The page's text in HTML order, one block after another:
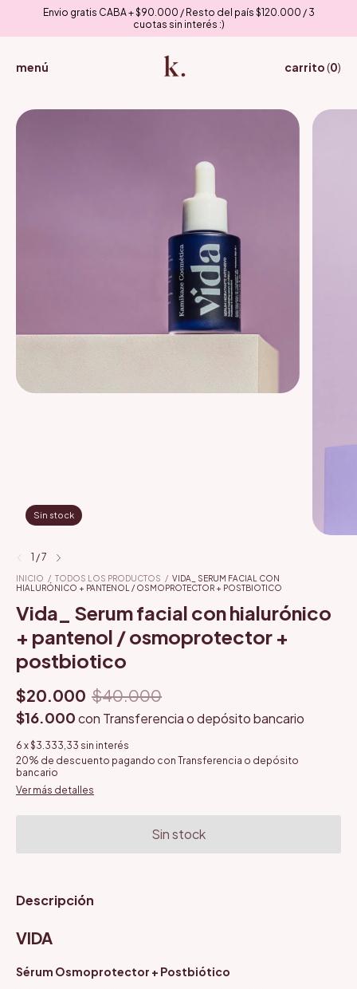
Envio gratis CABA + $90.000 / Resto del país $120.000 / 3
cuotas sin interés :)
menú carrito(0)
Sin stock
1 /7
INICIO / TODOS LOS PRODUCTOS / VIDA_ SERUM FACIAL CON
HIALURÓNICO + PANTENOL / OSMOPROTECTOR + POSTBIOTICO
Vida_ Serum facial con hialurónico
+ pantenol / osmoprotector +
postbiotico
$20.000 $40.000
$16.000con Transferencia o depósito bancario
6 x$3.333,33 sin interés
20% de descuento pagando con Transferencia o depósito
bancario
Ver más detalles
Descripción
VIDA
Sérum Osmoprotector + Postbiótico